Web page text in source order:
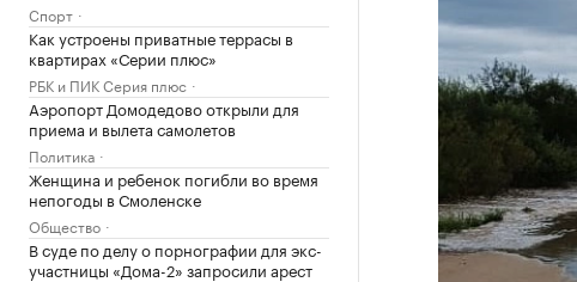
Спорт
Как устроены приватные террасы в
квартирах «Серии плюс»
РБК и ПИК Серия плюс
Аэропорт Домодедово открыли для
приема и вылета самолетов
Политика
Женщина и ребенок погибли во время
непогоды в Смоленске
Общество
В суде по делу о порнографии для экс-
участницы «Дома-2» запросили арест